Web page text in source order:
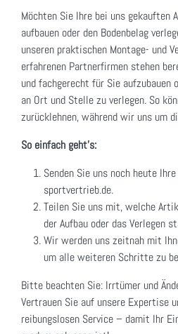
Möchten Sie Ihre bei uns gekauften
aufbauen oder den Bodenbelag
unseren praktischen Montage- und
erfahrenen Partnerfirmen stehen
und fachgerecht für Sie aufzubauen
an Ort und Stelle zu verlegen. So
zurücklehnen, während wir uns um
So einfach geht's:
Senden Sie uns noch heute
sportvertrieb.de.
Teilen Sie uns mit, welche
der Aufbau oder das Verlegen
Wir werden uns zeitnah mit
um alle weiteren Schritte zu
Bitte beachten Sie: Irrtümer und
Vertrauen Sie auf unsere Expertise
reibungslosen Service – damit Ihr